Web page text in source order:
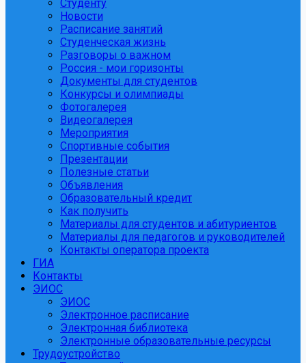
Студенту
Новости
Расписание занятий
Студенческая жизнь
Разговоры о важном
Россия - мои горизонты
Документы для студентов
Конкурсы и олимпиады
Фотогалерея
Видеогалерея
Мероприятия
Спортивные события
Презентации
Полезные статьи
Объявления
Образовательный кредит
Как получить
Материалы для студентов и абитуриентов
Материалы для педагогов и руководителей
Контакты оператора проекта
ГИА
Контакты
ЭИОС
ЭИОС
Электронное расписание
Электронная библиотека
Электронные образовательные ресурсы
Трудоустройство